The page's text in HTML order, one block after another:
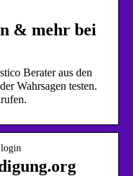
& mehr bei
Berater aus den
Wahrsagen testen.